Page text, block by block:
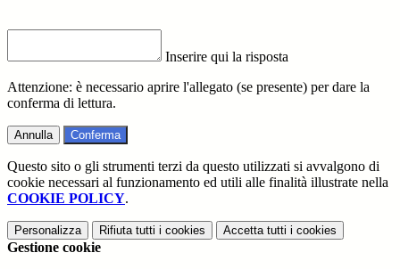
Inserire qui la risposta
Attenzione: è necessario aprire l'allegato (se presente) per dare la
conferma di lettura.
Annulla Conferma
Questo sito o gli strumenti terzi da questo utilizzati si avvalgono di
cookie necessari al funzionamento ed utili alle finalità illustrate nella
COOKIE POLICY.
Personalizza Rifiuta tutti i cookies Accetta tutti i cookies
Gestione cookie